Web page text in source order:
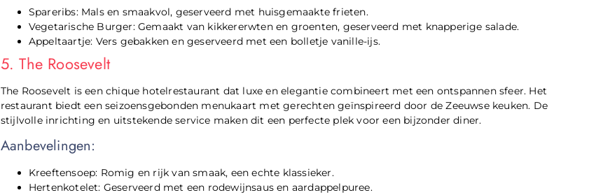
Spareribs: Mals en smaakvol, geserveerd met huisgemaakte frieten.
Vegetarische Burger: Gemaakt van kikkererwten en groenten, geserveerd met knapperige salade.
Appeltaartje: Vers gebakken en geserveerd met een bolletje vanille-ijs.
5. The Roosevelt
The Roosevelt is een chique hotelrestaurant dat luxe en elegantie combineert met een ontspannen sfeer. Het
restaurant biedt een seizoensgebonden menukaart met gerechten geïnspireerd door de Zeeuwse keuken. De
stijlvolle inrichting en uitstekende service maken dit een perfecte plek voor een bijzonder diner.
Aanbevelingen:
Kreeftensoep: Romig en rijk van smaak, een echte klassieker.
Hertenkotelet: Geserveerd met een rodewijnsaus en aardappelpuree.